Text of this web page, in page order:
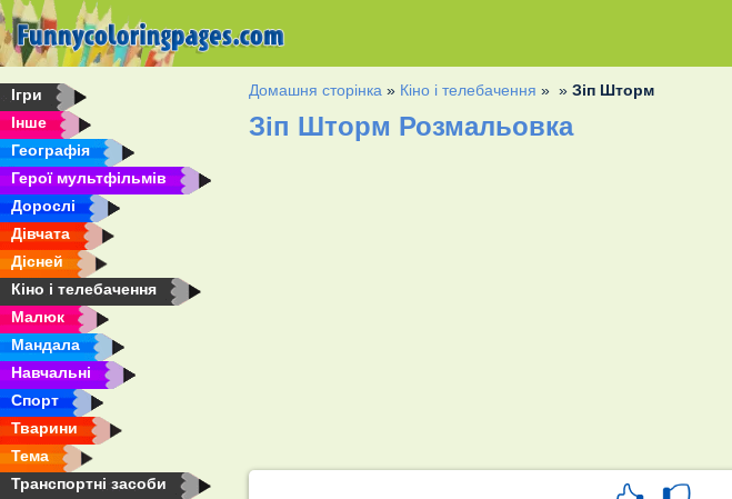
Ігри
Інше
Географія
Герої мультфільмів
Дорослі
Дівчата
Дісней
Кіно і телебачення
Малюк
Мандала
Навчальні
Спорт
Тварини
Тема
Транспортні засоби
Домашня сторінка » Кіно і телебачення » »Зіп Шторм
Зіп Шторм Розмальовка